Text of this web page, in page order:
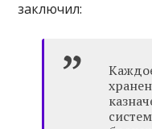
заключил: